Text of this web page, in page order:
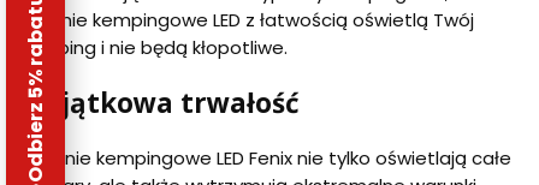
latarnie kempingowe LED z łatwością oświetlą Twój
kemping i nie będą kłopotliwe.
Wyjątkowa trwałość
Latarnie kempingowe LED Fenix nie tylko oświetlają całe
Odbierz 5% rabatu